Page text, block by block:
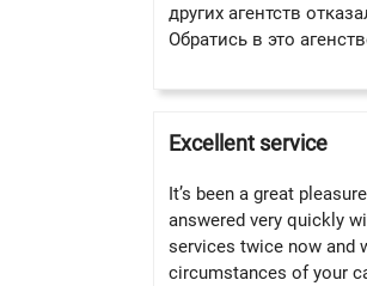
других агентств
Обратись в это
Excellent service
It’s been a great
answered very quickly
services twice now and
circumstances of your